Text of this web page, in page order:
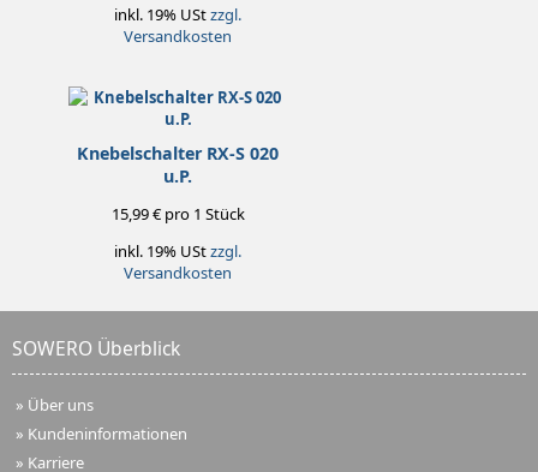
inkl. 19% UStzzgl.
Versandkosten
Knebelschalter RX-S 020
u.P.
15,99 € pro 1 Stück
inkl. 19% UStzzgl.
Versandkosten
SOWERO Überblick
» Über uns
» Kundeninformationen
» Karriere